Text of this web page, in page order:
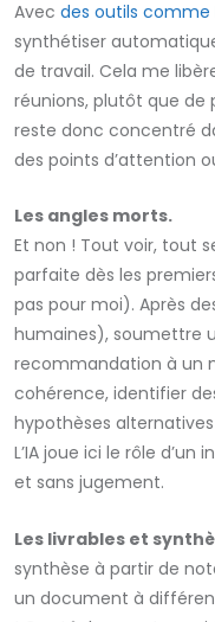
Avec des outils comme
synthétiser
de travail. Cela me
réunions, plutôt que de
reste donc concentré
des points d’attention
Les angles morts.
Et non ! Tout voir, tout
parfaite dès les
pas pour moi). Après
humaines), soumettre
recommandation à un
cohérence, identifier
hypothèses
L’IA joue ici le rôle
et sans jugement.
Les livrables et
synthèse à partir de
un document à